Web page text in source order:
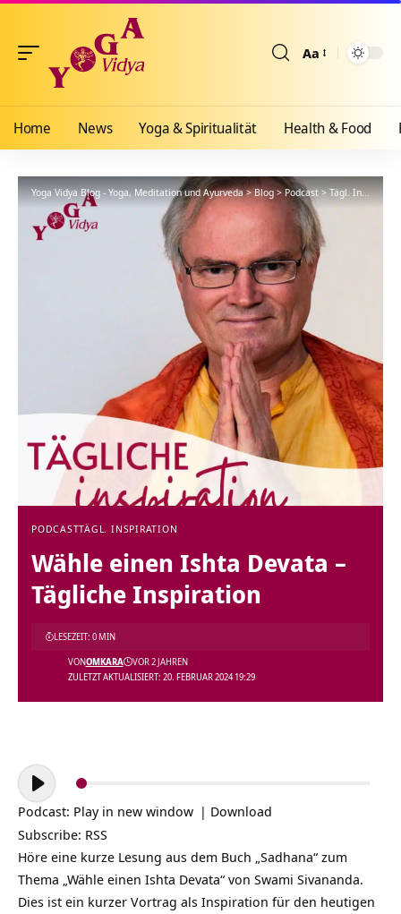
Aa
Home News Yoga & Spiritualität Health & Food
Yoga Vidya Blog - Yoga, Meditation und Ayurveda>Blog>Podcast>Tägl. Inspiration
PODCASTTÄGL. INSPIRATION
Wähle einen Ishta Devata –
Tägliche Inspiration
ZULETZT AKTUALISIERT: 20. FEBRUAR 2024 19:29
VONOMKARA VOR 2 JAHREN
LESEZEIT: 0 MIN
Audio-
Player
Podcast: Play in new window | Download
Subscribe: RSS
Höre eine kurze Lesung aus dem Buch „Sadhana“ zum
Thema „Wähle einen Ishta Devata“ von Swami Sivananda.
Dies ist ein kurzer Vortrag als Inspiration für den heutigen